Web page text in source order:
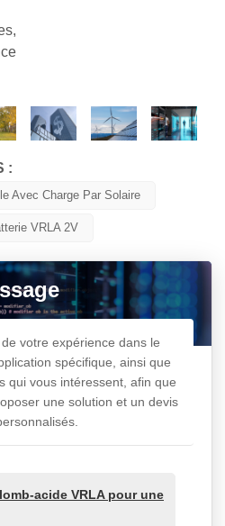
:
Avec Charge Par Solaire
VRLA 2V
votre expérience dans le
spécifique, ainsi que
qui vous intéressent, afin que
une solution et un devis
acide VRLA pour une